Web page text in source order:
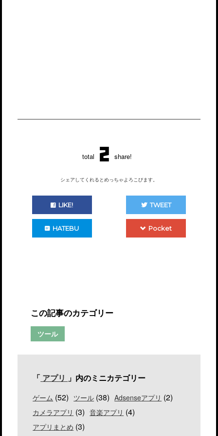
total 2 share!
シェアしてくれるとめっちゃよろこびます。
LIKE! TWEET
HATEBU Pocket
この記事のカテゴリー
ツール
「 アプリ 」内のミニカテゴリー
ゲーム (52) ツール (38) Adsenseアプリ (2)
カメラアプリ (3) 音楽アプリ (4)
アプリまとめ (3)